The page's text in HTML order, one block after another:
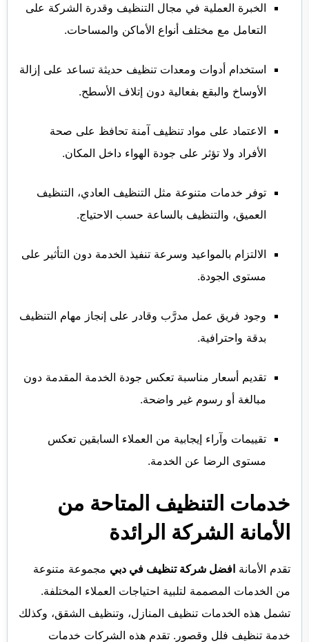
الخبرة العملية في مجال التنظيف وقدرة الشركة على
التعامل مع مختلف أنواع الأماكن والمساحات.
استخدام أدوات ومعدات تنظيف حديثة تساعد على إزالة
الأوساخ والبقع بفعالية دون إتلاف الأسطح.
الاعتماد على مواد تنظيف آمنة تحافظ على صحة
الأفراد ولا تؤثر على جودة الهواء داخل المكان.
توفر خدمات متنوعة مثل التنظيف العادي، التنظيف
العميق، والتنظيف بالساعة حسب الاحتياج.
الالتزام بالمواعيد وسرعة تنفيذ الخدمة دون التأثير على
مستوى الجودة.
وجود فريق عمل مدرَّب وقادر على إنجاز مهام التنظيف
بدقة واحترافية.
تقديم أسعار مناسبة تعكس جودة الخدمة المقدمة دون
مبالغة أو رسوم غير واضحة.
تقييمات وآراء إيجابية من العملاء السابقين تعكس
مستوى الرضا عن الخدمة.
خدمات التنظيف المتاحة من
الأمانة الشركة الرائدة
تقدم الأمانة افضل شركة تنظيف في دبي مجموعة متنوعة
من الخدمات المصممة لتلبية احتياجات العملاء المختلفة.
تشمل هذه الخدمات تنظيف المنازل، وتنظيف الشقق، وكذلك
خدمة تنظيف فلل وقصور. تقدم هذه الشركات خدمات